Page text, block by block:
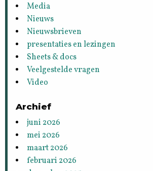
Media
Nieuws
Nieuwsbrieven
presentaties en lezingen
Sheets & docs
Veelgestelde vragen
Video
Archief
juni 2026
mei 2026
maart 2026
februari 2026